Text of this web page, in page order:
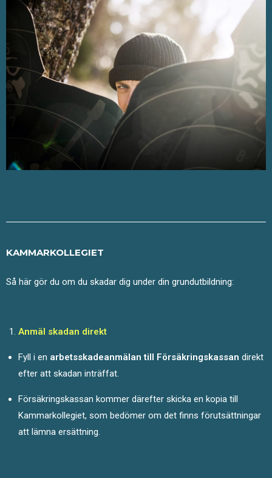
KAMMARKOLLEGIET
Så här gör du om du skadar dig under din grundutbildning:
Anmäl skadan direkt
Fyll i en arbetsskadeanmälan till Försäkringskassan direkt
efter att skadan inträffat.
Försäkringskassan kommer därefter skicka en kopia till
Kammarkollegiet, som bedömer om det finns förutsättningar
att lämna ersättning.